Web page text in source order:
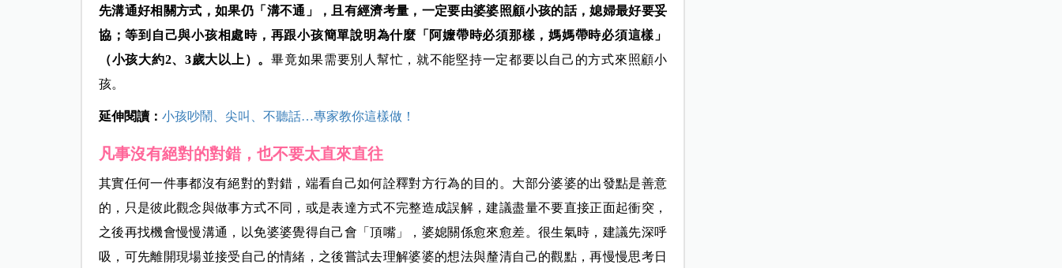
先溝通好相關方式，如果仍「溝不通」，且有經濟考量，一定要由婆婆照顧小孩的話，媳婦最好要妥
協；等到自己與小孩相處時，再跟小孩簡單說明為什麼「阿嬤帶時必須那樣，媽媽帶時必須這樣」
（小孩大約2、3歲大以上）。畢竟如果需要別人幫忙，就不能堅持一定都要以自己的方式來照顧小
孩。
延伸閱讀： 小孩吵鬧、尖叫、不聽話…專家教你這樣做！
凡事沒有絕對的對錯，也不要太直來直往
其實任何一件事都沒有絕對的對錯，端看自己如何詮釋對方行為的目的。大部分婆婆的出發點是善意
的，只是彼此觀念與做事方式不同，或是表達方式不完整造成誤解，建議盡量不要直接正面起衝突，
之後再找機會慢慢溝通，以免婆婆覺得自己會「頂嘴」，婆媳關係愈來愈差。很生氣時，建議先深呼
吸，可先離開現場並接受自己的情緒，之後嘗試去理解婆婆的想法與釐清自己的觀點，再慢慢思考日